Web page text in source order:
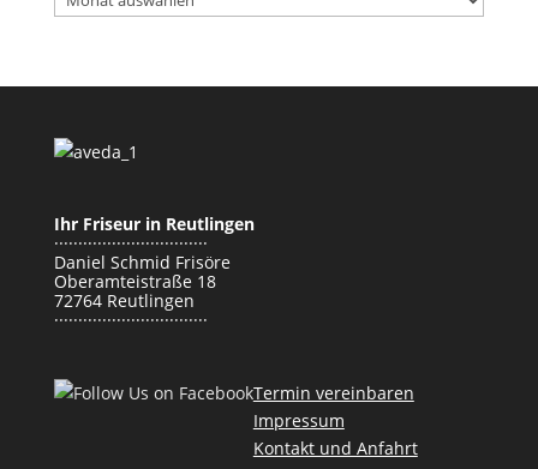
Ihr Friseur in Reutlingen
································
Daniel Schmid Frisöre
Oberamteistraße 18
72764 Reutlingen
································
Termin vereinbaren
Impressum
Kontakt und Anfahrt